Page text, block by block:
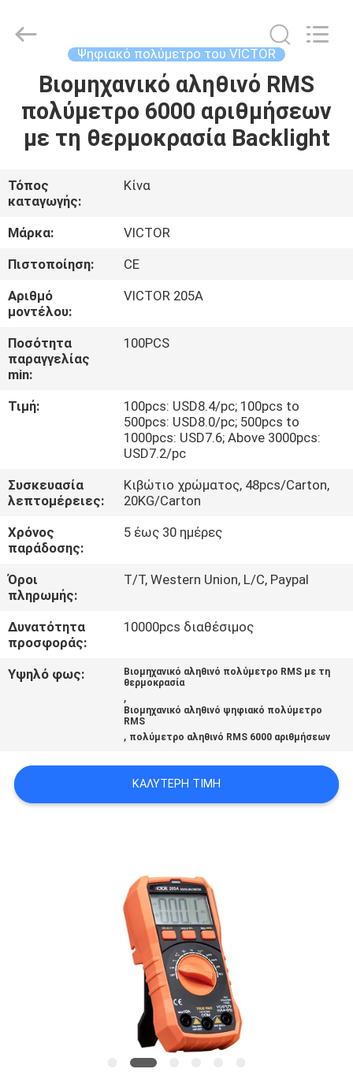
ΣΠΊΤΙ
ΠΡΟΪΌΝΤΑ
ΠΕΡΊΠΟΥ
ΕΜΕΊΣ
ΓΎΡΟΣ
ΕΡΓΟΣΤΑΣΊΩΝ
ΠΟΙΟΤΙΚΌΣ
ΈΛΕΓΧΟΣ
ΜΑΣ
ΕΠΑΦΉ
ΜΕ
ΕΙΔΉΣΕΙΣ
ΠΕΡΙΠΤΏΣΕΙΣ
SITEMAP
CO.,LTD.
Ψηφιακό πολύμετρο του VICTOR
Βιομηχανικό αληθινό RMS
πολύμετρο 6000 αριθμήσεων
με τη θερμοκρασία Backlight
Τόπος
καταγωγής:
Κίνα
Μάρκα:
VICTOR
Πιστοποίηση:
CE
Αριθμό
μοντέλου:
VICTOR 205A
Ποσότητα
παραγγελίας
min:
100PCS
Τιμή:
100pcs: USD8.4/pc; 100pcs to
500pcs: USD8.0/pc; 500pcs to
1000pcs: USD7.6; Above 3000pcs:
USD7.2/pc
Συσκευασία
λεπτομέρειες:
Κιβώτιο χρώματος, 48pcs/Carton,
20KG/Carton
Χρόνος
παράδοσης:
5 έως 30 ημέρες
Όροι
πληρωμής:
T/T, Western Union, L/C, Paypal
Δυνατότητα
προσφοράς:
10000pcs διαθέσιμος
Υψηλό φως:
Βιομηχανικό αληθινό πολύμετρο RMS με τη
θερμοκρασία
,
Βιομηχανικό αληθινό ψηφιακό πολύμετρο
RMS
, πολύμετρο αληθινό RMS 6000 αριθμήσεων
ΚΑΛΎΤΕΡΗ ΤΙΜΉ